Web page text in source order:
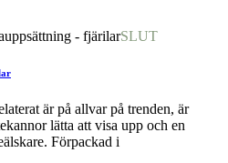
SLUT
är på allvar på trenden, är
lätta att visa upp och en
Förpackad i